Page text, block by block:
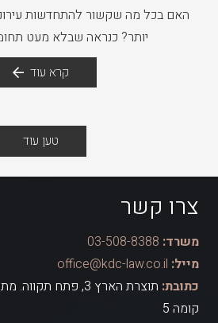
האם בכל מה שקשור להתחדשות
יותר? כנראה שבלא מעט
קרא עוד
טען עוד
צרו קשר
משרד: 03-508-8388
מייל: office@kdc-law.co.il
כתובת:
קומה 5